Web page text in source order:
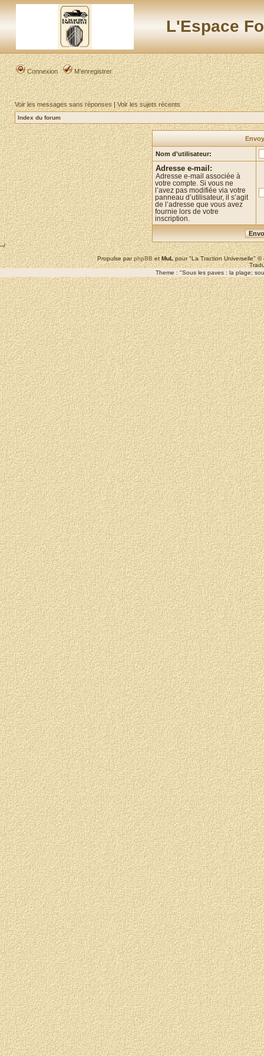
L'Espace
Connexion M’enregistrer
Voir les messages sans réponses|Voir les sujets récents
Index du forum
Nom d’utilisateur:
Adresse e-mail:
Adresse e-mail associée à
votre compte. Si vous ne
l’avez pas modifiée via votre
panneau d’utilisateur, il s’agit
de l’adresse que vous avez
fournie lors de votre
inscription.
--/
Propulse parphpBBetMuLpour "La Traction Universelle"
Theme : "Sous les paves : la plage;